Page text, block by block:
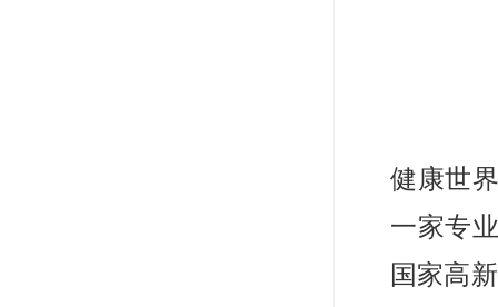
健康世
一家专
国家高